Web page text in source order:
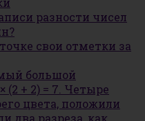
разности чисел
свои отметки за
большой
(2 + 2) = 7. Четыре
цвета, положили
два разреза, как